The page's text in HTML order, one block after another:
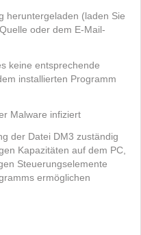
heruntergeladen (laden Sie
oder dem E-Mail-
keine entsprechende
installierten Programm
Malware infiziert
der Datei DM3 zuständig
Kapazitäten auf dem PC,
Steuerungselemente
ermöglichen